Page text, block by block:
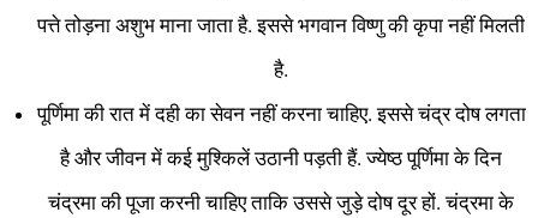
पत्ते तोड़ना अशुभ माना जाता है. इससे भगवान विष्णु की कृपा नहीं मिलती
है.
पूर्णिमा की रात में दही का सेवन नहीं करना चाहिए. इससे चंद्र दोष लगता
है और जीवन में कई मुश्किलें उठानी पड़ती हैं. ज्येष्ठ पूर्णिमा के दिन
चंद्रमा की पूजा करनी चाहिए ताकि उससे जुड़े दोष दूर हों. चंद्रमा के